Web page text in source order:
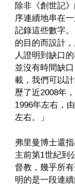
除非《創世記
序連續地串在
記錄這些數字
的目的而設計
人證明到缺口
並沒有時間缺
載，我們可以
歷了近2008年
1996年左右，
左右。」
弗里曼博士還
主前第1世紀到
督教，幾乎所
明的是一段連